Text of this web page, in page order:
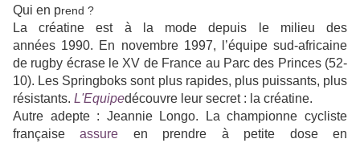
Qui en prend ?
La créatine est à la mode depuis le milieu des
années 1990. En novembre 1997, l’équipe sud-africaine
de rugby écrase le XV de France au Parc des Princes (52-
10). Les Springboks sont plus rapides, plus puissants, plus
résistants. L'Equipedécouvre leur secret : la créatine.
Autre adepte : Jeannie Longo. La championne cycliste
françaiseassure en prendre à petite dose en